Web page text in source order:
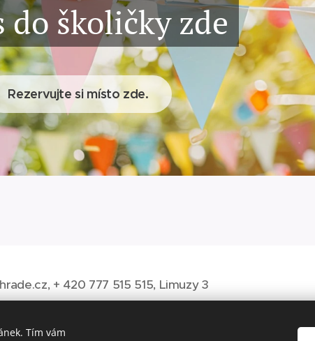
do školičky zde
Rezervujte si místo zde.
+ 420 777 515 515, Limuzy 3
Tím vám